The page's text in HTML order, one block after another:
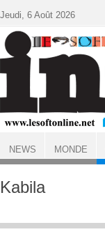
ACCUEIL CONGO
Kabila
Jeudi, 6 Août 2026
NEWS MONDE